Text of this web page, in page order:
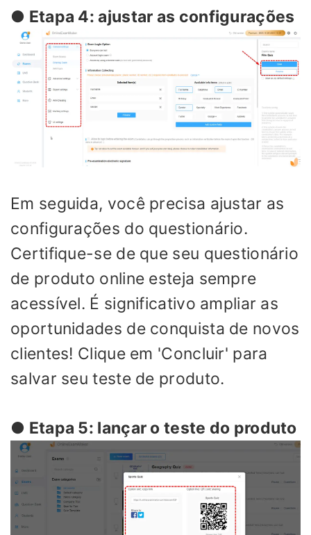
● Etapa 4: ajustar as configurações
Em seguida, você precisa ajustar as
configurações do questionário.
Certifique-se de que seu questionário
de produto online esteja sempre
acessível. É significativo ampliar as
oportunidades de conquista de novos
clientes! Clique em 'Concluir' para
salvar seu teste de produto.
● Etapa 5: lançar o teste do produto